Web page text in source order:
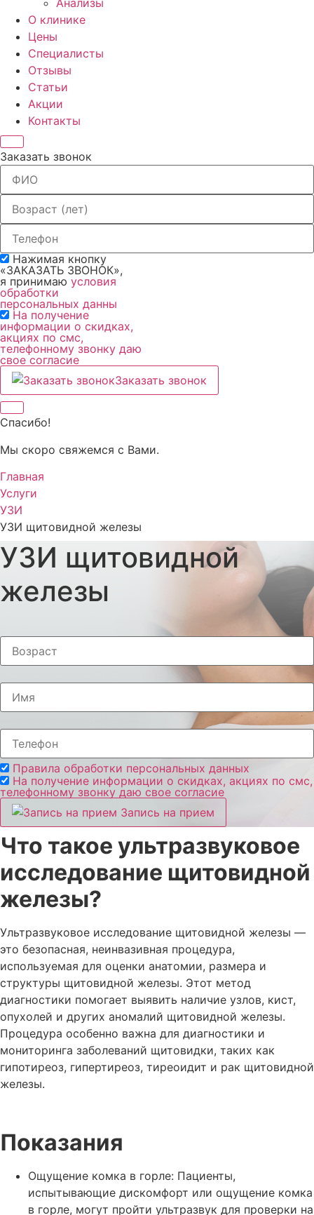
Анализы
О клинике
Цены
Специалисты
Отзывы
Статьи
Акции
Контакты
Заказать звонок
Нажимая кнопку
«ЗАКАЗАТЬ ЗВОНОК»,
я принимаю условия
обработки
персональных данны
На получение
информации о скидках,
акциях по смс,
телефонному звонку даю
свое согласие
Заказать звонок
Спасибо!
Мы скоро свяжемся с Вами.
Главная
Услуги
УЗИ
УЗИ щитовидной железы
УЗИ щитовидной
железы
Правила обработки персональных данных
На получение информации о скидках, акциях по смс,
телефонному звонку даю свое согласие
Запись на прием
Что такое ультразвуковое
исследование щитовидной
железы?
Ультразвуковое исследование щитовидной железы —
это безопасная, неинвазивная процедура,
используемая для оценки анатомии, размера и
структуры щитовидной железы. Этот метод
диагностики помогает выявить наличие узлов, кист,
опухолей и других аномалий щитовидной железы.
Процедура особенно важна для диагностики и
мониторинга заболеваний щитовидки, таких как
гипотиреоз, гипертиреоз, тиреоидит и рак щитовидной
железы.
Показания
Ощущение комка в горле: Пациенты,
испытывающие дискомфорт или ощущение комка
в горле, могут пройти ультразвук для проверки на